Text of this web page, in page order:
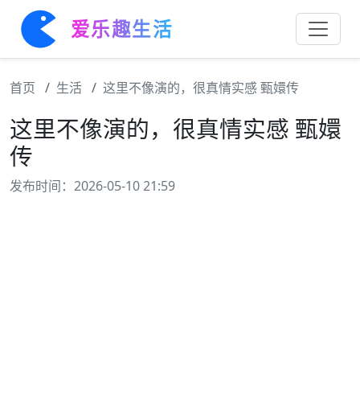
爱乐趣生活
首页 生活 这里不像演的，很真情实感 甄嬛传
这里不像演的，很真情实感 甄嬛
传
发布时间：2026-05-10 21:59